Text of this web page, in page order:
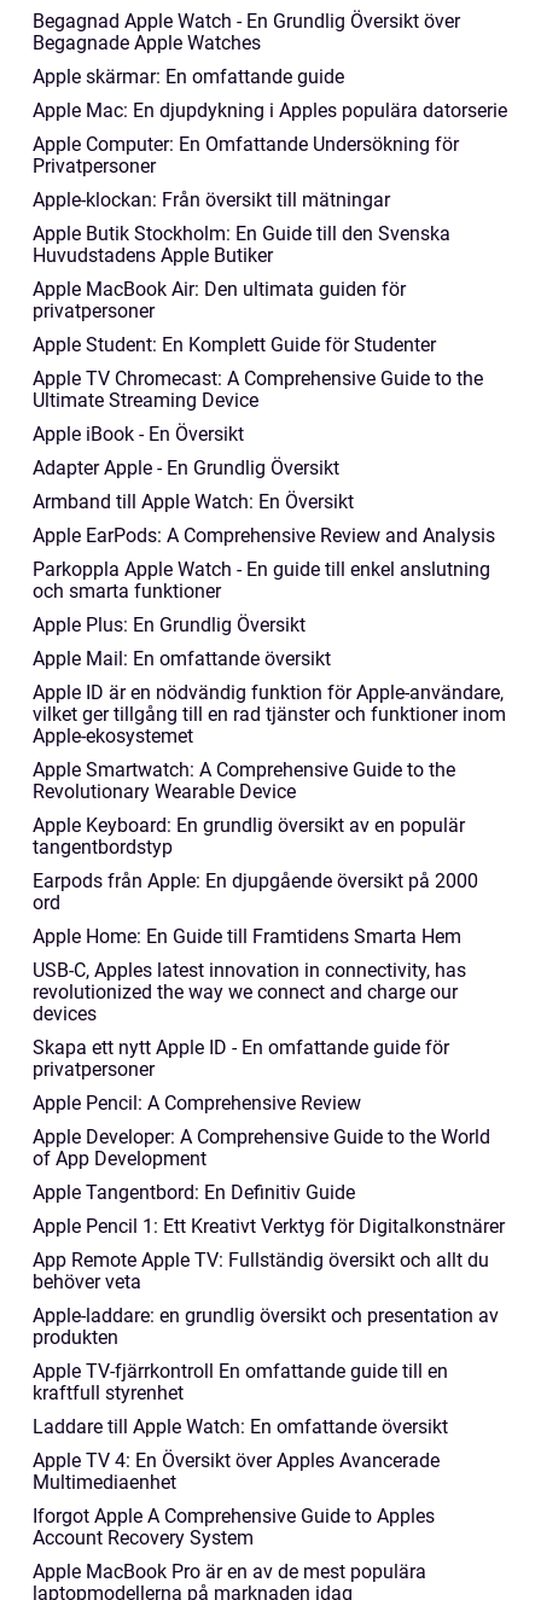
Begagnad Apple Watch - En Grundlig Översikt över
Begagnade Apple Watches
Apple skärmar: En omfattande guide
Apple Mac: En djupdykning i Apples populära datorserie
Apple Computer: En Omfattande Undersökning för
Privatpersoner
Apple-klockan: Från översikt till mätningar
Apple Butik Stockholm: En Guide till den Svenska
Huvudstadens Apple Butiker
Apple MacBook Air: Den ultimata guiden för
privatpersoner
Apple Student: En Komplett Guide för Studenter
Apple TV Chromecast: A Comprehensive Guide to the
Ultimate Streaming Device
Apple iBook - En Översikt
Adapter Apple - En Grundlig Översikt
Armband till Apple Watch: En Översikt
Apple EarPods: A Comprehensive Review and Analysis
Parkoppla Apple Watch - En guide till enkel anslutning
och smarta funktioner
Apple Plus: En Grundlig Översikt
Apple Mail: En omfattande översikt
Apple ID är en nödvändig funktion för Apple-användare,
vilket ger tillgång till en rad tjänster och funktioner inom
Apple-ekosystemet
Apple Smartwatch: A Comprehensive Guide to the
Revolutionary Wearable Device
Apple Keyboard: En grundlig översikt av en populär
tangentbordstyp
Earpods från Apple: En djupgående översikt på 2000
ord
Apple Home: En Guide till Framtidens Smarta Hem
USB-C, Apples latest innovation in connectivity, has
revolutionized the way we connect and charge our
devices
Skapa ett nytt Apple ID - En omfattande guide för
privatpersoner
Apple Pencil: A Comprehensive Review
Apple Developer: A Comprehensive Guide to the World
of App Development
Apple Tangentbord: En Definitiv Guide
Apple Pencil 1: Ett Kreativt Verktyg för Digitalkonstnärer
App Remote Apple TV: Fullständig översikt och allt du
behöver veta
Apple-laddare: en grundlig översikt och presentation av
produkten
Apple TV-fjärrkontroll En omfattande guide till en
kraftfull styrenhet
Laddare till Apple Watch: En omfattande översikt
Apple TV 4: En Översikt över Apples Avancerade
Multimediaenhet
Iforgot Apple A Comprehensive Guide to Apples
Account Recovery System
Apple MacBook Pro är en av de mest populära
laptopmodellerna på marknaden idag